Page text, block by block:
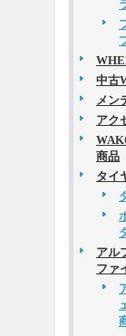
中古
メン
アク
商品
タイ
アル
ファ